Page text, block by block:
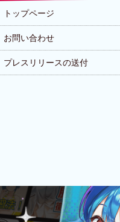
トップページ
お問い合わせ
プレスリリースの送付